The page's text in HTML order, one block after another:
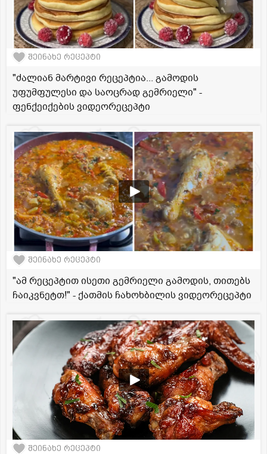
შეინახე რეცეპტი
"ძალიან მარტივი რეცეპტია... გამოდის
უფუმფულესი და საოცრად გემრიელი" -
ფენქეიქების ვიდეორეცეპტი
შეინახე რეცეპტი
"ამ რეცეპტით ისეთი გემრიელი გამოდის, თითებს
ჩაიკვნეტთ!" - ქათმის ჩახოხბილის ვიდეორეცეპტი
შეინახე რეცეპტი